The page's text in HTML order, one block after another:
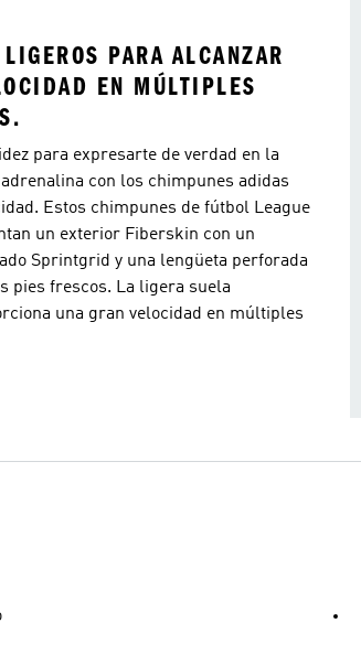
PARA ALCANZAR
EN MÚLTIPLES
para expresarte de verdad en la
con los chimpunes adidas
Estos chimpunes de fútbol League
un exterior Fiberskin con un
Sprintgrid y una lengüeta perforada
pies frescos. La ligera suela
una gran velocidad en múltiples